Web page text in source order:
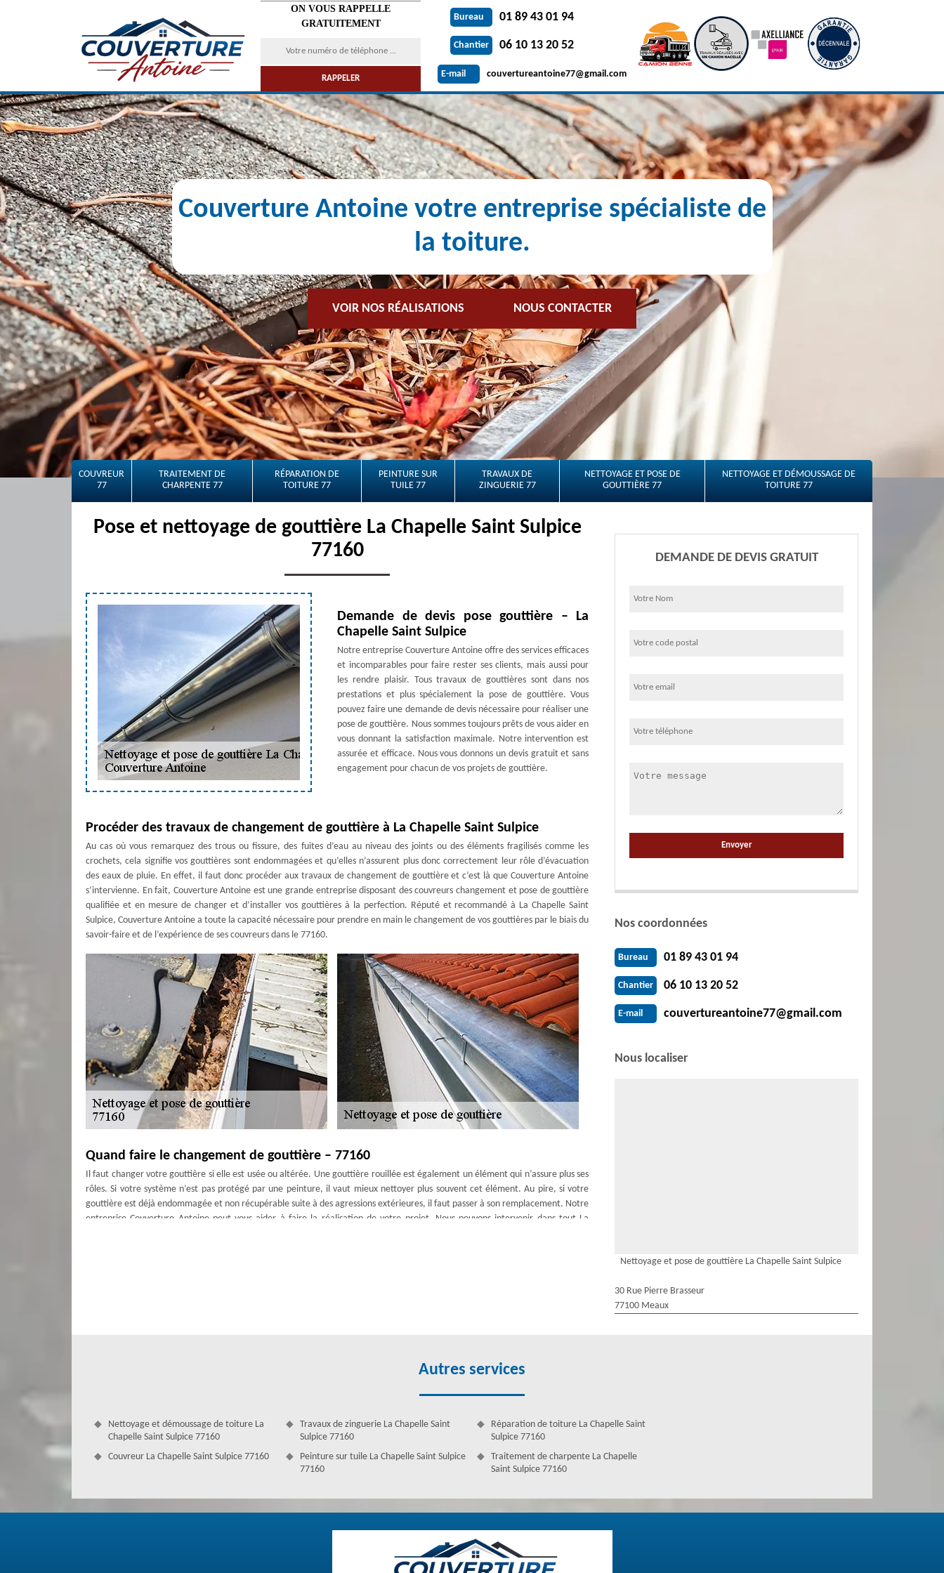
ON VOUS RAPPELLE
GRATUITEMENT
Bureau 01 89 43 01 94
Chantier 06 10 13 20 52
E-mail couvertureantoine77@gmail.com
Couverture Antoine votre entreprise spécialiste de
la toiture.
VOIR NOS RÉALISATIONS NOUS CONTACTER
COUVREUR
77
TRAITEMENT DE
CHARPENTE 77
RÉPARATION DE
TOITURE 77
PEINTURE SUR
TUILE 77
TRAVAUX DE
ZINGUERIE 77
NETTOYAGE ET POSE DE
GOUTTIÈRE 77
NETTOYAGE ET DÉMOUSSAGE DE
TOITURE 77
Pose et nettoyage de gouttière La Chapelle Saint Sulpice
77160
Demande de devis pose gouttière – La
Chapelle Saint Sulpice
Notre entreprise Couverture Antoine offre des services efficaces
et incomparables pour faire rester ses clients, mais aussi pour
les rendre plaisir. Tous travaux de gouttières sont dans nos
prestations et plus spécialement la pose de gouttière. Vous
pouvez faire une demande de devis nécessaire pour réaliser une
pose de gouttière. Nous sommes toujours prêts de vous aider en
vous donnant la satisfaction maximale. Notre intervention est
assurée et efficace. Nous vous donnons un devis gratuit et sans
engagement pour chacun de vos projets de gouttière.
Procéder des travaux de changement de gouttière à La Chapelle Saint Sulpice
Au cas où vous remarquez des trous ou fissure, des fuites d’eau au niveau des joints ou des éléments fragilisés comme les
crochets, cela signifie vos gouttières sont endommagées et qu’elles n’assurent plus donc correctement leur rôle d’évacuation
des eaux de pluie. En effet, il faut donc procéder aux travaux de changement de gouttière et c’est là que Couverture Antoine
s’intervienne. En fait, Couverture Antoine est une grande entreprise disposant des couvreurs changement et pose de gouttière
qualifiée et en mesure de changer et d’installer vos gouttières à la perfection. Réputé et recommandé à La Chapelle Saint
Sulpice, Couverture Antoine a toute la capacité nécessaire pour prendre en main le changement de vos gouttières par le biais du
savoir-faire et de l’expérience de ses couvreurs dans le 77160.
Quand faire le changement de gouttière – 77160
Il faut changer votre gouttière si elle est usée ou altérée. Une gouttière rouillée est également un élément qui n’assure plus ses
rôles. Si votre système n’est pas protégé par une peinture, il vaut mieux nettoyer plus souvent cet élément. Au pire, si votre
gouttière est déjà endommagée et non récupérable suite à des agressions extérieures, il faut passer à son remplacement. Notre
entreprise Couverture Antoine peut vous aider à faire la réalisation de votre projet. Nous pouvons intervenir dans tout La
Couverture Antoine pour une réparation de gouttière
DEMANDE DE DEVIS GRATUIT
Nos coordonnées
Bureau 01 89 43 01 94
Chantier 06 10 13 20 52
E-mail couvertureantoine77@gmail.com
Nous localiser
Nettoyage et pose de gouttière La Chapelle Saint Sulpice
30 Rue Pierre Brasseur
77100 Meaux
Autres services
Nettoyage et démoussage de toiture La
Chapelle Saint Sulpice 77160
Couvreur La Chapelle Saint Sulpice 77160
Travaux de zinguerie La Chapelle Saint
Sulpice 77160
Peinture sur tuile La Chapelle Saint Sulpice
77160
Réparation de toiture La Chapelle Saint
Sulpice 77160
Traitement de charpente La Chapelle
Saint Sulpice 77160